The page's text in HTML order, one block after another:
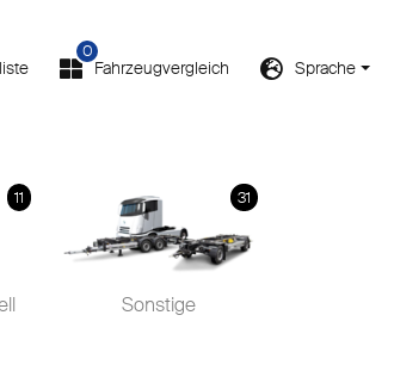
Fahrzeugvergleich
0
Sprache
11
Sonstige
31